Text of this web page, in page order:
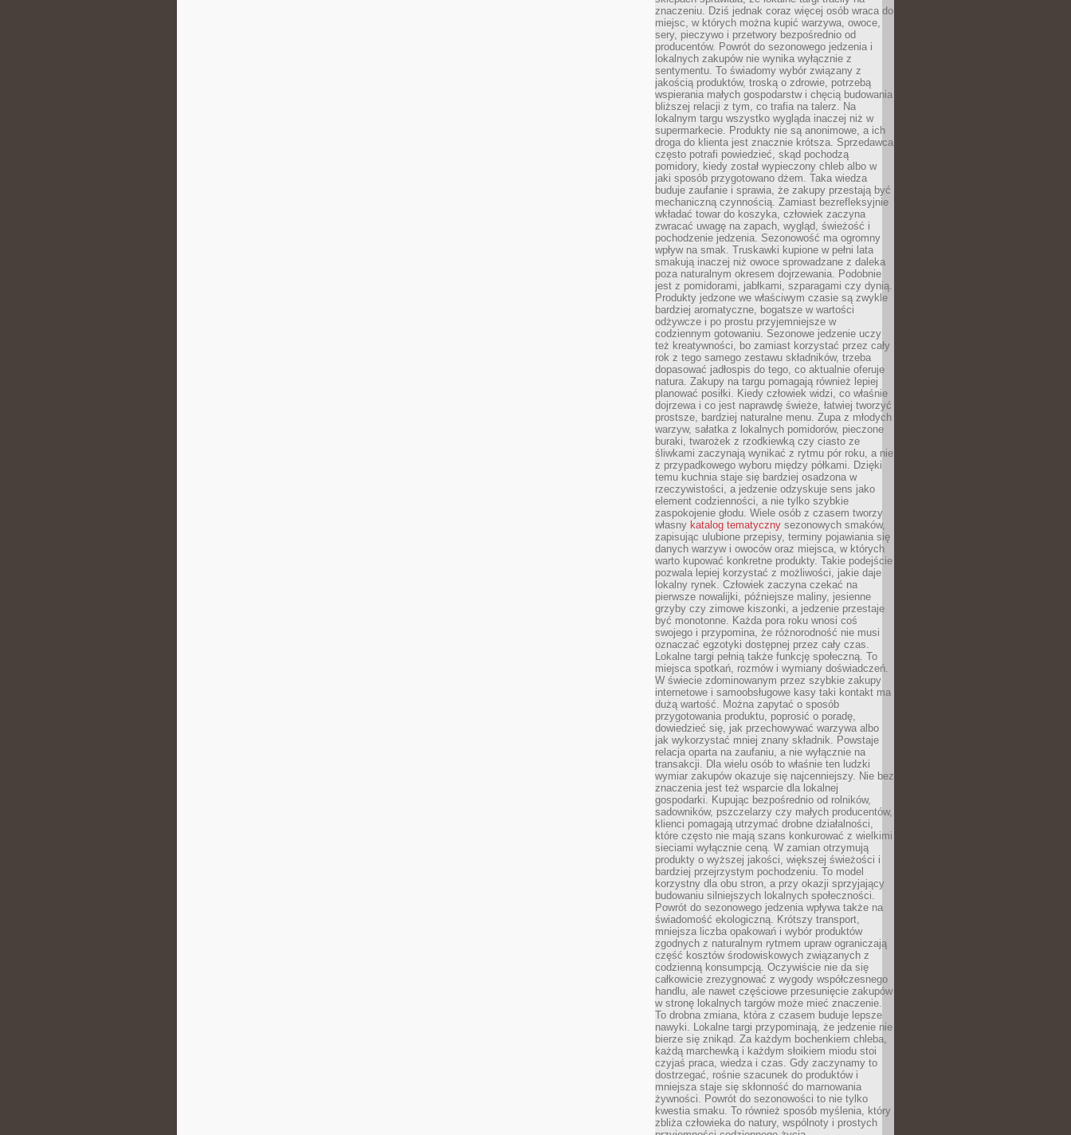
znaczeniu. Dziś jednak coraz więcej osób wraca do
miejsc, w których można kupić warzywa, owoce,
sery, pieczywo i przetwory bezpośrednio od
producentów. Powrót do sezonowego jedzenia i
lokalnych zakupów nie wynika wyłącznie z
sentymentu. To świadomy wybór związany z
jakością produktów, troską o zdrowie, potrzebą
wspierania małych gospodarstw i chęcią budowania
bliższej relacji z tym, co trafia na talerz. Na
lokalnym targu wszystko wygląda inaczej niż w
supermarkecie. Produkty nie są anonimowe, a ich
droga do klienta jest znacznie krótsza. Sprzedawca
często potrafi powiedzieć, skąd pochodzą
pomidory, kiedy został wypieczony chleb albo w
jaki sposób przygotowano dżem. Taka wiedza
buduje zaufanie i sprawia, że zakupy przestają być
mechaniczną czynnością. Zamiast bezrefleksyjnie
wkładać towar do koszyka, człowiek zaczyna
zwracać uwagę na zapach, wygląd, świeżość i
pochodzenie jedzenia. Sezonowość ma ogromny
wpływ na smak. Truskawki kupione w pełni lata
smakują inaczej niż owoce sprowadzane z daleka
poza naturalnym okresem dojrzewania. Podobnie
jest z pomidorami, jabłkami, szparagami czy dynią.
Produkty jedzone we właściwym czasie są zwykle
bardziej aromatyczne, bogatsze w wartości
odżywcze i po prostu przyjemniejsze w
codziennym gotowaniu. Sezonowe jedzenie uczy
też kreatywności, bo zamiast korzystać przez cały
rok z tego samego zestawu składników, trzeba
dopasować jadłospis do tego, co aktualnie oferuje
natura. Zakupy na targu pomagają również lepiej
planować posiłki. Kiedy człowiek widzi, co właśnie
dojrzewa i co jest naprawdę świeże, łatwiej tworzyć
prostsze, bardziej naturalne menu. Zupa z młodych
warzyw, sałatka z lokalnych pomidorów, pieczone
buraki, twarożek z rzodkiewką czy ciasto ze
śliwkami zaczynają wynikać z rytmu pór roku, a nie
z przypadkowego wyboru między półkami. Dzięki
temu kuchnia staje się bardziej osadzona w
rzeczywistości, a jedzenie odzyskuje sens jako
element codzienności, a nie tylko szybkie
zaspokojenie głodu. Wiele osób z czasem tworzy
własny katalog tematyczny sezonowych smaków,
zapisując ulubione przepisy, terminy pojawiania się
danych warzyw i owoców oraz miejsca, w których
warto kupować konkretne produkty. Takie podejście
pozwala lepiej korzystać z możliwości, jakie daje
lokalny rynek. Człowiek zaczyna czekać na
pierwsze nowalijki, późniejsze maliny, jesienne
grzyby czy zimowe kiszonki, a jedzenie przestaje
być monotonne. Każda pora roku wnosi coś
swojego i przypomina, że różnorodność nie musi
oznaczać egzotyki dostępnej przez cały czas.
Lokalne targi pełnią także funkcję społeczną. To
miejsca spotkań, rozmów i wymiany doświadczeń.
W świecie zdominowanym przez szybkie zakupy
internetowe i samoobsługowe kasy taki kontakt ma
dużą wartość. Można zapytać o sposób
przygotowania produktu, poprosić o poradę,
dowiedzieć się, jak przechowywać warzywa albo
jak wykorzystać mniej znany składnik. Powstaje
relacja oparta na zaufaniu, a nie wyłącznie na
transakcji. Dla wielu osób to właśnie ten ludzki
wymiar zakupów okazuje się najcenniejszy. Nie bez
znaczenia jest też wsparcie dla lokalnej
gospodarki. Kupując bezpośrednio od rolników,
sadowników, pszczelarzy czy małych producentów,
klienci pomagają utrzymać drobne działalności,
które często nie mają szans konkurować z wielkimi
sieciami wyłącznie ceną. W zamian otrzymują
produkty o wyższej jakości, większej świeżości i
bardziej przejrzystym pochodzeniu. To model
korzystny dla obu stron, a przy okazji sprzyjający
budowaniu silniejszych lokalnych społeczności.
Powrót do sezonowego jedzenia wpływa także na
świadomość ekologiczną. Krótszy transport,
mniejsza liczba opakowań i wybór produktów
zgodnych z naturalnym rytmem upraw ograniczają
część kosztów środowiskowych związanych z
codzienną konsumpcją. Oczywiście nie da się
całkowicie zrezygnować z wygody współczesnego
handlu, ale nawet częściowe przesunięcie zakupów
w stronę lokalnych targów może mieć znaczenie.
To drobna zmiana, która z czasem buduje lepsze
nawyki. Lokalne targi przypominają, że jedzenie nie
bierze się znikąd. Za każdym bochenkiem chleba,
każdą marchewką i każdym słoikiem miodu stoi
czyjaś praca, wiedza i czas. Gdy zaczynamy to
dostrzegać, rośnie szacunek do produktów i
mniejsza staje się skłonność do marnowania
żywności. Powrót do sezonowości to nie tylko
kwestia smaku. To również sposób myślenia, który
zbliża człowieka do natury, wspólnoty i prostych